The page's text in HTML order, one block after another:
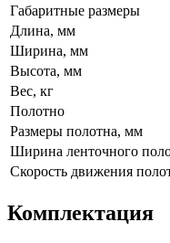
Габаритные размеры
Длина, мм
Ширина, мм
Высота, мм
Вес, кг
Полотно
Размеры полотна, мм
Ширина ленточного
Скорость движения
Комплектация